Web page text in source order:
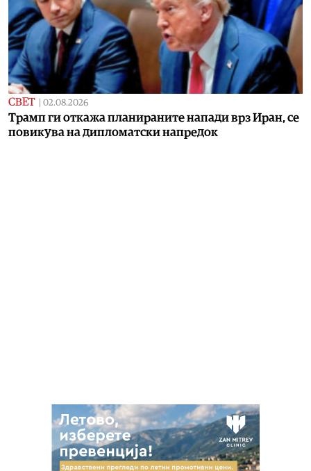
СВЕТ 02.08.2026
Трамп ги откажа планираните напади врз Иран, се
повикува на дипломатски напредок